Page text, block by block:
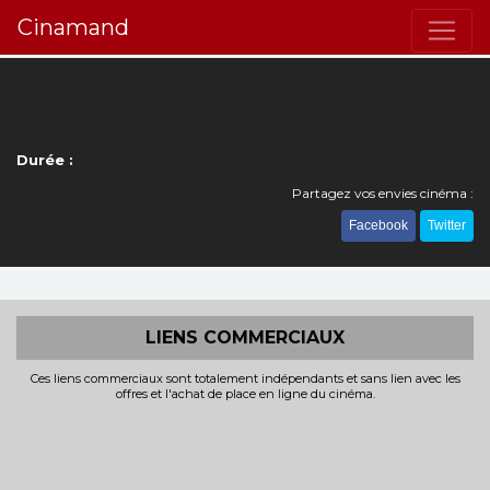
Cinamand
Durée :
Partagez vos envies cinéma :
Facebook Twitter
LIENS COMMERCIAUX
Ces liens commerciaux sont totalement indépendants et sans lien avec les
offres et l'achat de place en ligne du cinéma.